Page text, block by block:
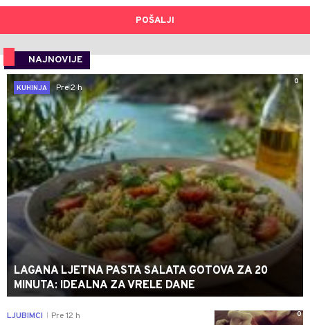
POŠALJI
NAJNOVIJE
0
KUHINJA
Pre 2 h
LAGANA LJETNA PASTA SALATA GOTOVA ZA 20
MINUTA: IDEALNA ZA VRELE DANE
0
LJUBIMCI Pre 12 h